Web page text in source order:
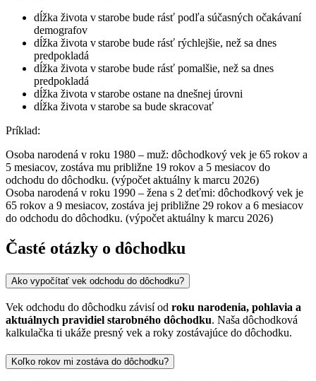
dĺžka života v starobe bude rásť podľa súčasných očakávaní
demografov
dĺžka života v starobe bude rásť rýchlejšie, než sa dnes
predpokladá
dĺžka života v starobe bude rásť pomalšie, než sa dnes
predpokladá
dĺžka života v starobe ostane na dnešnej úrovni
dĺžka života v starobe sa bude skracovať
Príklad:
Osoba narodená v roku 1980 – muž: dôchodkový vek je 65 rokov a
5 mesiacov, zostáva mu približne 19 rokov a 5 mesiacov do
odchodu do dôchodku. (výpočet aktuálny k marcu 2026)
Osoba narodená v roku 1990 – žena s 2 deťmi: dôchodkový vek je
65 rokov a 9 mesiacov, zostáva jej približne 29 rokov a 6 mesiacov
do odchodu do dôchodku. (výpočet aktuálny k marcu 2026)
Časté otázky o dôchodku
Ako vypočítať vek odchodu do dôchodku?
Vek odchodu do dôchodku závisí od roku narodenia, pohlavia a
aktuálnych pravidiel starobného dôchodku. Naša dôchodková
kalkulačka ti ukáže presný vek a roky zostávajúce do dôchodku.
Koľko rokov mi zostáva do dôchodku?